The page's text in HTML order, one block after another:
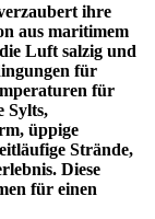
ihre
aus maritimem
Luft salzig und
für
für
Sylts,
üppige
Strände,
Diese
für einen